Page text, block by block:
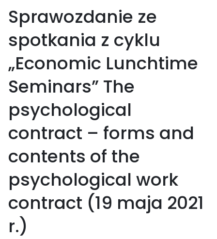
Sprawozdanie ze
spotkania z cyklu
„Economic Lunchtime
Seminars” The
psychological
contract – forms and
contents of the
psychological work
contract (19 maja 2021
r.)